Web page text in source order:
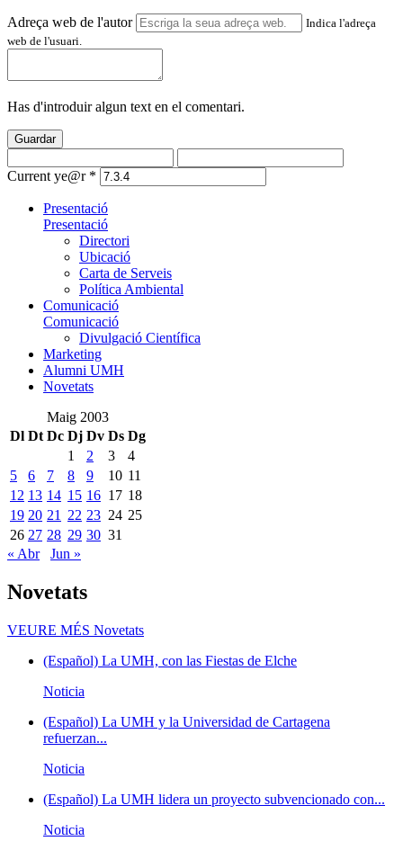
Adreça web de l'autor
Indica l'adreça
web de l'usuari.
Has d'introduir algun text en el comentari.
Guardar
Current ye@r *
Presentació
Presentació
Directori
Ubicació
Carta de Serveis
Política Ambiental
Comunicació
Comunicació
Divulgació Científica
Marketing
Alumni UMH
Novetats
Maig 2003
Dl Dt Dc Dj Dv Ds Dg
1
2 3
4
5
6 7 8 9 10 11
12 13 14 15 16 17 18
19 20 21 22 23 24 25
26 27 28 29 30 31
« Abr
Jun »
Novetats
VEURE MÉS Novetats
(Español) La UMH, con las Fiestas de Elche
Noticia
(Español) La UMH y la Universidad de Cartagena
refuerzan...
Noticia
(Español) La UMH lidera un proyecto subvencionado con...
Noticia